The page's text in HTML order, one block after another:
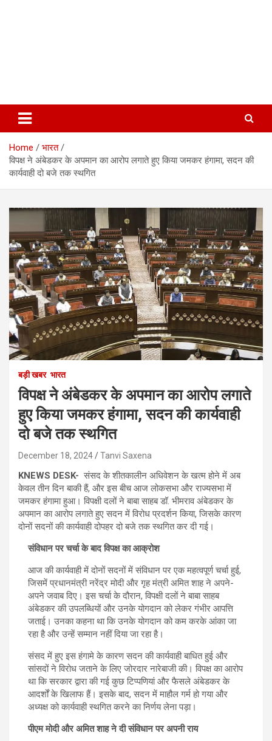
Home
भारत
विपक्ष ने अंबेडकर के अपमान का आरोप लगाते हुए किया जमकर हंगामा, सदन की
कार्यवाही दो बजे तक स्थगित
बड़ी खबर भारत
विपक्ष ने अंबेडकर के अपमान का आरोप लगाते
हुए किया जमकर हंगामा, सदन की कार्यवाही
दो बजे तक स्थगित
December 18, 2024 Tanvi Saxena
KNEWS DESK- संसद के शीतकालीन अधिवेशन के खत्म होने में अब
केवल तीन दिन बाकी हैं, और इस बीच आज लोकसभा और राज्यसभा में
जमकर हंगामा हुआ। विपक्षी दलों ने बाबा साहब डॉ. भीमराव अंबेडकर के
अपमान का आरोप लगाते हुए सदन में विरोध प्रदर्शन किया, जिसके कारण
दोनों सदनों की कार्यवाही दोपहर दो बजे तक स्थगित कर दी गई।
संविधान पर चर्चा के बाद विपक्ष का आक्रोश
आज की कार्यवाही में दोनों सदनों में संविधान पर एक महत्वपूर्ण चर्चा हुई,
जिसमें प्रधानमंत्री नरेंद्र मोदी और गृह मंत्री अमित शाह ने अपने-
अपने जवाब दिए। इस चर्चा के दौरान, विपक्षी दलों ने बाबा साहब
अंबेडकर की उपलब्धियों और उनके योगदान को लेकर गंभीर आपत्ति
जताई। उनका कहना था कि उनके योगदान को कम करके आंका जा
रहा है और उन्हें सम्मान नहीं दिया जा रहा है।
संसद में हुए इस हंगामे के कारण सदन की कार्यवाही बाधित हुई और
सांसदों ने विरोध जताने के लिए जोरदार नारेबाजी की। विपक्ष का आरोप
था कि सरकार द्वारा की गई कुछ टिप्पणियां और फैसले अंबेडकर के
आदर्शों के खिलाफ हैं। इसके बाद, सदन में माहौल गर्म हो गया और
अध्यक्ष को कार्यवाही स्थगित करने का निर्णय लेना पड़ा।
पीएम मोदी और अमित शाह ने दी संविधान पर अपनी राय